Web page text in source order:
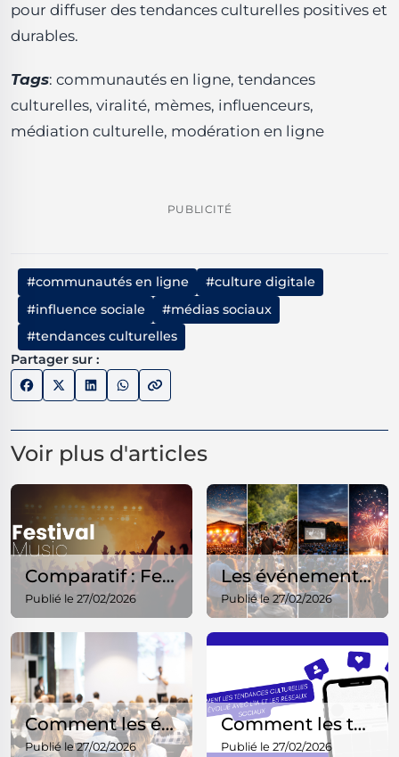
pour diffuser des tendances culturelles positives et
durables.
Tags: communautés en ligne, tendances
culturelles, viralité, mèmes, influenceurs,
médiation culturelle, modération en ligne
PUBLICITÉ
#communautés en ligne
#culture digitale
#influence sociale
#médias sociaux
#tendances culturelles
Partager sur :
Voir plus d'articles
Comparatif : Festivals de rue vs festivals musicaux – ce qu’il faut savoir
Publié le 27/02/2026
Les événements culturels gratuits à ne pas manquer chaque année
Publié le 27/02/2026
Comment les événements culturels s’adaptent à la génération Z
Publié le 27/02/2026
Comment les tendances culturelles ont évolué avec l’IA et les réseaux sociaux
Publié le 27/02/2026